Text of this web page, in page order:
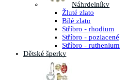
Náhrdelníky
Žluté zlato
Bílé zlato
Stříbro - rhodium
Stříbro - pozlacené
Stříbro - ruthenium
Dětské šperky